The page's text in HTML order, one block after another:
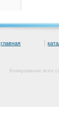
главная
Копирование всех